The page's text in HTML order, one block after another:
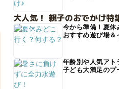
大人気！ 親子のおでかけ特
今から準備！夏休
おすすめ遊び場＆
年齢別や人気アト
子ども大満足のプ